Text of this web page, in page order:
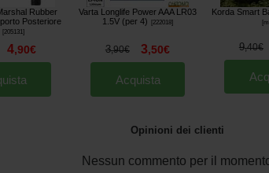
Rubber
Posteriore
205131]
4,90€
Varta Longlife Power AAA LR03
1.5V (per 4)
222018]
3,90€ 3,50€
Acquista
Korda Smart
[
9,40€
Opinioni dei clienti
Nessun commento per il